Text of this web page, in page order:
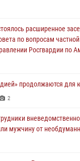
об условиях
по вопросам частной
Росгвардии по
расширенное
по вопросам
Росгвардии по
продолжаются для
2
мужчину от